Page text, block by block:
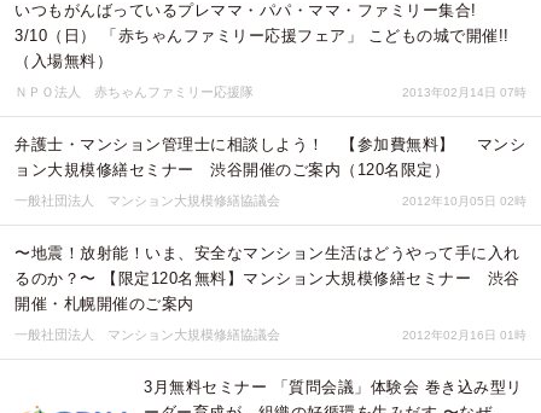
いつもがんばっているプレママ・パパ・ママ・ファミリー集合!
3/10（日） 「赤ちゃんファミリー応援フェア」 こどもの城で開催!!
（入場無料）
ＮＰＯ法人 赤ちゃんファミリー応援隊 2013年02月14日 07時
弁護士・マンション管理士に相談しよう！ 【参加費無料】 マンシ
ョン大規模修繕セミナー 渋谷開催のご案内（120名限定）
一般社団法人 マンション大規模修繕協議会 2012年10月05日 02時
〜地震！放射能！いま、安全なマンション生活はどうやって手に入れ
るのか？〜 【限定120名無料】マンション大規模修繕セミナー 渋谷
開催・札幌開催のご案内
一般社団法人 マンション大規模修繕協議会 2012年02月16日 01時
3月無料セミナー 「質問会議」体験会 巻き込み型リ